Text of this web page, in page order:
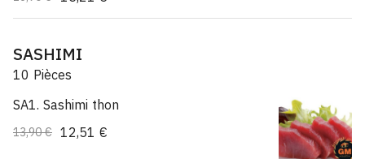
SASHIMI
10 Pièces
SA1. Sashimi thon
13,90 € 12,51 €